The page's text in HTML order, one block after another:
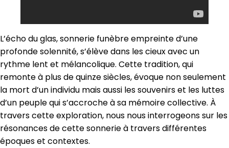
L’écho du glas, sonnerie funèbre empreinte d’une
profonde solennité, s’élève dans les cieux avec un
rythme lent et mélancolique. Cette tradition, qui
remonte à plus de quinze siècles, évoque non seulement
la mort d’un individu mais aussi les souvenirs et les luttes
d’un peuple qui s’accroche à sa mémoire collective. À
travers cette exploration, nous nous interrogeons sur les
résonances de cette sonnerie à travers différentes
époques et contextes.